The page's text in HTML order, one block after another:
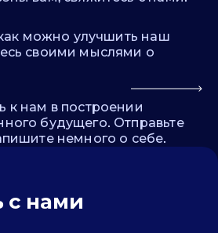
можно улучшить наш
своими мыслями о
к нам в построении
будущего. Отправьте
немного о себе.
с нами